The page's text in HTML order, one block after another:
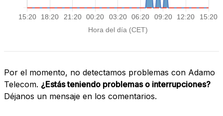
Por el momento, no detectamos problemas con Adamo
Telecom. ¿Estás teniendo problemas o interrupciones?
Déjanos un mensaje en los comentarios.